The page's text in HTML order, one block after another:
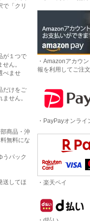
で「クリ
が１つで
ん。
べませ
だけをご
せん。
商品・沖
無料にな
うパック
送してほ
・Amazonアカウ
報を利用してご注
・PayPayオンライ
・楽天ペイ